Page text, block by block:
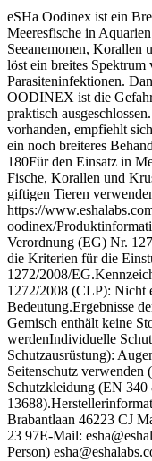
eSHa Oodinex ist ein
Meeresfische in
Seeanemonen, Korallen
löst ein breites
Parasiteninfektionen.
OODINEX ist die
praktisch
vorhanden, empfiehlt
ein noch breiteres
180Für den Einsatz in
Fische, Korallen und
giftigen Tieren
https://
oodinex/
Verordnung (EG) Nr.
die Kriterien für die
1272/2008/
1272/2008 (CLP): Nicht
Bedeutung.Ergebnisse
Gemisch enthält keine
werdenIndividuelle
Schutzausrüstung):
Seitenschutz
Schutzkleidung (EN
Brabantlaan 46223 CJ
23 97E-Mail:
Person)